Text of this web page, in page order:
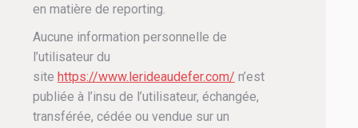
en matière de reporting.
Aucune information personnelle de
l’utilisateur du
site https://www.lerideaudefer.com/ n’est
publiée à l’insu de l’utilisateur, échangée,
transférée, cédée ou vendue sur un